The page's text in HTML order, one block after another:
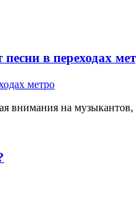
в переходах
внимания на музыкантов,